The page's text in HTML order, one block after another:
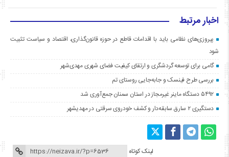
اخبار مرتبط
پیروزی‌های نظامی باید با اقدامات قاطع در حوزه قانون‌گذاری، اقتصاد و سیاست تثبیت
شود
گامی برای توسعه گردشگری و ارتقای کیفیت فضای شهری مهدی‌شهر
بررسی طرح فینسک و جابه‌جایی روستای تم
۵۴۹۲ دستگاه ماینر غیرمجاز در استان سمنان جمع‌آوری شد
دستگیری ۲ سارق سابقه‌دار و کشف خودروی سرقتی در مهدیشهر
لینک کوتاه